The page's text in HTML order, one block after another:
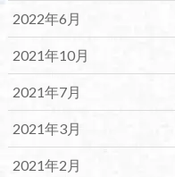
2022年6月
2021年10月
2021年7月
2021年3月
2021年2月